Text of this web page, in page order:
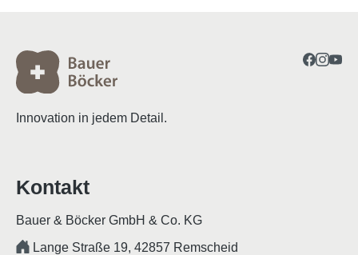
Innovation in jedem Detail.
Kontakt
Bauer & Böcker GmbH & Co. KG
Lange Straße 19, 42857 Remscheid